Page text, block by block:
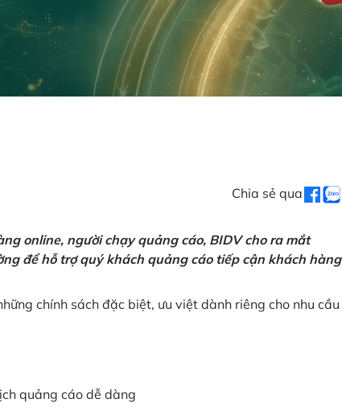
Chia sẻ qua
online, người chạy quảng cáo, BIDV cho ra mắt
để hỗ trợ quý khách quảng cáo tiếp cận khách hàng
chính sách đặc biệt, ưu việt dành riêng cho nhu cầu
quảng cáo dễ dàng